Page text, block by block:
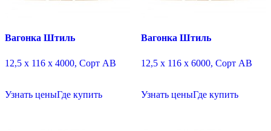
Вагонка Штиль
12,5 х 116 х 4000, Сорт АВ
Узнать ценыГде купить
Вагонка Штиль
12,5 х 116 х 6000, Сорт АВ
Узнать ценыГде купить